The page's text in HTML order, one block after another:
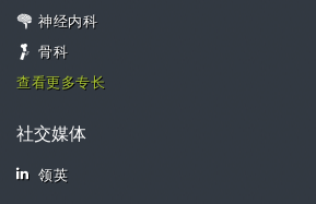
神经内科
骨科
查看更多专长
社交媒体
领英